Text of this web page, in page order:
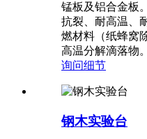
锰板及铝合金板
抗裂、耐高温、
燃材料（纸蜂窝
高温分解滴落物
询问细节
钢木实验台